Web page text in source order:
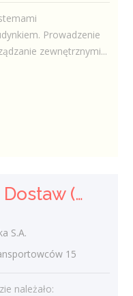
Prowadzenie
zewnętrznymi...
Pracownik Działu Dostaw (K/M)
S.A.
15
należało: